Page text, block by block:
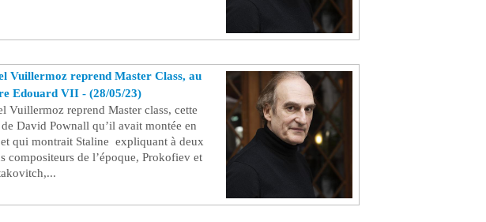
Vuillermoz reprend Master Class, au
Edouard VII - (28/05/23)
Vuillermoz reprend Master class, cette
David Pownall qu’il avait montée en
qui montrait Staline expliquant à deux
compositeurs de l’époque, Prokofiev et